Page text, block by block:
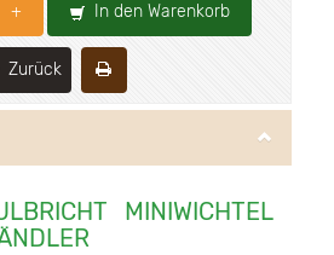
+ In den Warenkorb
Zurück
MINIWICHTEL